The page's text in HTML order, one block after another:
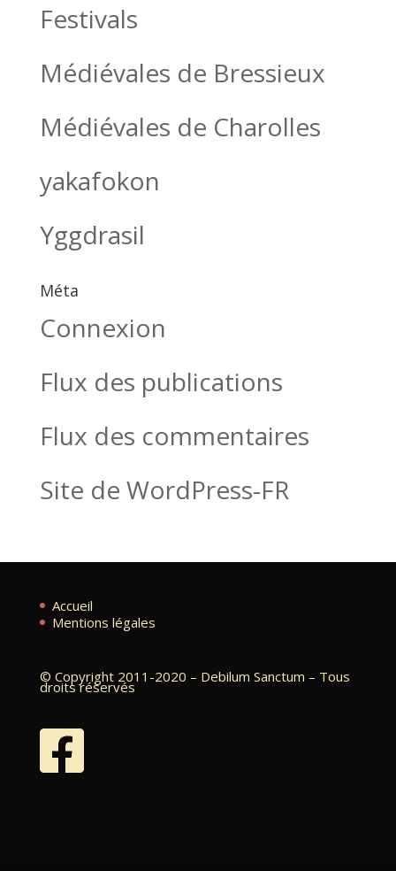
Festivals
Médiévales de Bressieux
Médiévales de Charolles
yakafokon
Yggdrasil
Méta
Connexion
Flux des publications
Flux des commentaires
Site de WordPress-FR
Accueil
Mentions légales
© Copyright 2011-2020 – Debilum Sanctum – Tous
droits réservés